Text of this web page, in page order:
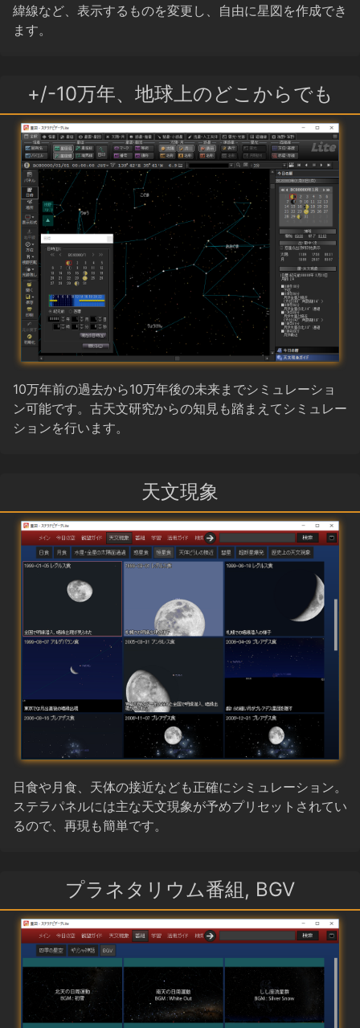
緯線など、表示するものを変更し、自由に星図を作成でき
ます。
+/-10万年、地球上のどこからでも
10万年前の過去から10万年後の未来までシミュレーショ
ン可能です。古天文研究からの知見も踏まえてシミュレー
ションを行います。
天文現象
日食や月食、天体の接近なども正確にシミュレーション。
ステラパネルには主な天文現象が予めプリセットされてい
るので、再現も簡単です。
プラネタリウム番組, BGV